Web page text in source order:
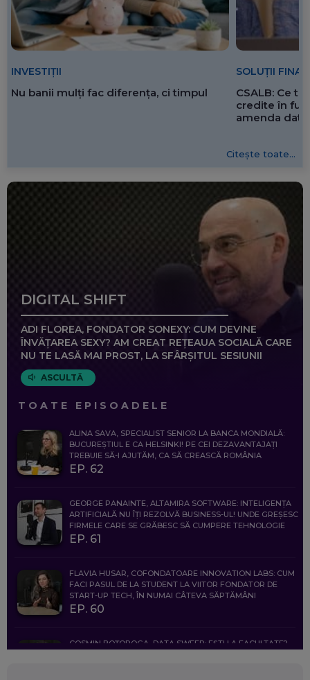
INVESTIȚII
Nu banii mulți fac diferența, ci timpul
SOLUȚII
CSALB: Ce
credite în
amenda
Citește toate...
DIGITAL SHIFT
ADI FLOREA, FONDATOR SONEXY: CUM DEVINE
ÎNVĂȚAREA SEXY? AM CREAT REȚEAUA SOCIALĂ CARE
NU TE LASĂ MAI PROST, LA SFÂRȘITUL SESIUNII
ASCULTĂ
TOATE EPISOADELE
ALINA SAVA, SPECIALIST SENIOR LA BANCA MONDIALĂ:
BUCUREȘTIUL E CA HELSINKI! PE CEI DEZAVANTAJAȚI
TREBUIE SĂ-I AJUTĂM, CA SĂ CREASCĂ ROMÂNIA
EP. 62
GEORGE PANAINTE, ALTAMIRA SOFTWARE: INTELIGENȚA
ARTIFICIALĂ NU ÎȚI REZOLVĂ BUSINESS-UL! UNDE GREȘESC
FIRMELE CARE SE GRĂBESC SĂ CUMPERE TEHNOLOGIE
EP. 61
FLAVIA HUSAR, COFONDATOARE INNOVATION LABS: CUM
FACI PASUL DE LA STUDENT LA VIITOR FONDATOR DE
START-UP TECH, ÎN NUMAI CÂTEVA SĂPTĂMÂNI
EP. 60
COSMIN BOȚOROGA, DATA SWEEP: EȘTI LA FACULTATE?